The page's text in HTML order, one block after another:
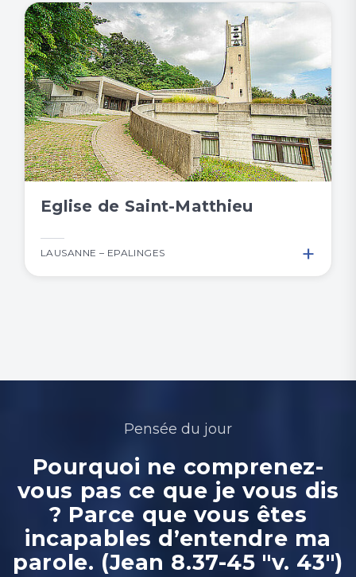
Eglise de Saint-Matthieu
LAUSANNE – EPALINGES +
Pensée du jour
Pourquoi ne comprenez-
vous pas ce que je vous dis
? Parce que vous êtes
incapables d’entendre ma
parole. (Jean 8.37-45 "v. 43")